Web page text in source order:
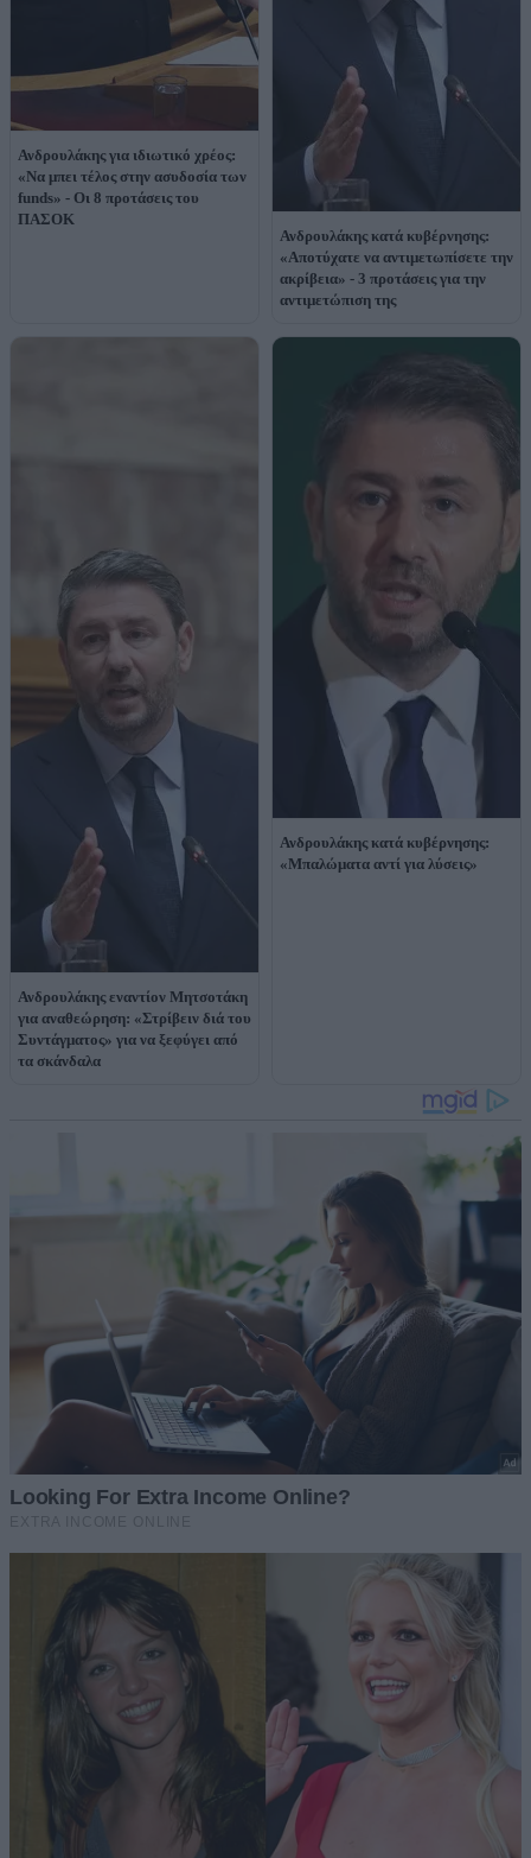
Ανδρουλάκης για ιδιωτικό χρέος:
«Να μπει τέλος στην ασυδοσία των
funds» - Οι 8 προτάσεις του
ΠΑΣΟΚ
Ανδρουλάκης κατά κυβέρνησης:
«Αποτύχατε να αντιμετωπίσετε την
ακρίβεια» - 3 προτάσεις για την
αντιμετώπιση της
Ανδρουλάκης εναντίον Μητσοτάκη
για αναθεώρηση: «Στρίβειν διά του
Συντάγματος» για να ξεφύγει από
τα σκάνδαλα
Ανδρουλάκης κατά κυβέρνησης:
«Μπαλώματα αντί για λύσεις»